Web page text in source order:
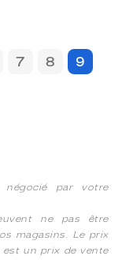
7 8
9
négocié par votre
ne pas être
magasins. Le prix
un prix de vente